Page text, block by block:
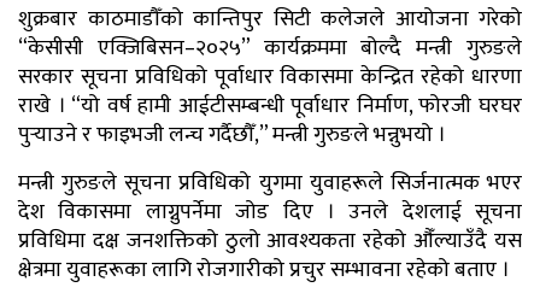
शुक्रबार काठमाडौँको कान्तिपुर सिटी कलेजले आयोजना गरेको
“केसीसी एक्जिबिसन–२०२५” कार्यक्रममा बोल्दै मन्त्री गुरुङले
सरकार सूचना प्रविधिको पूर्वाधार विकासमा केन्द्रित रहेको धारणा
राखे । “यो वर्ष हामी आईटीसम्बन्धी पूर्वाधार निर्माण, फोरजी घरघर
पुर्‍याउने र फाइभजी लन्च गर्दैछौँ,” मन्त्री गुरुङले भन्नुभयो ।
मन्त्री गुरुङले सूचना प्रविधिको युगमा युवाहरूले सिर्जनात्मक भएर
देश विकासमा लाग्नुपर्नेमा जोड दिए । उनले देशलाई सूचना
प्रविधिमा दक्ष जनशक्तिको ठुलो आवश्यकता रहेको औँल्याउँदै यस
क्षेत्रमा युवाहरूका लागि रोजगारीको प्रचुर सम्भावना रहेको बताए ।